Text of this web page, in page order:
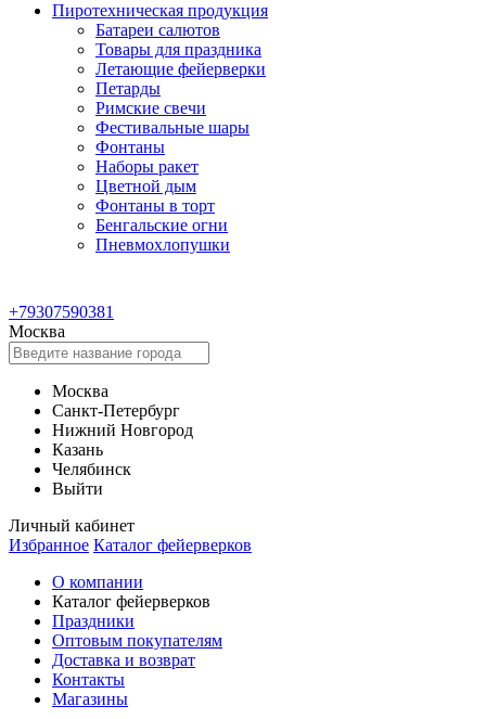
Пиротехническая продукция
Батареи салютов
Товары для праздника
Летающие фейерверки
Петарды
Римские свечи
Фестивальные шары
Фонтаны
Наборы ракет
Цветной дым
Фонтаны в торт
Бенгальские огни
Пневмохлопушки
+79307590381
Москва
Москва
Санкт-Петербург
Нижний Новгород
Казань
Челябинск
Выйти
Личный кабинет
Избранное Каталог фейерверков
О компании
Каталог фейерверков
Праздники
Оптовым покупателям
Доставка и возврат
Контакты
Магазины